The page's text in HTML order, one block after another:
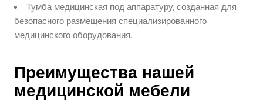
Тумба медицинская под аппаратуру, созданная для
безопасного размещения специализированного
медицинского оборудования.
Преимущества нашей
медицинской мебели